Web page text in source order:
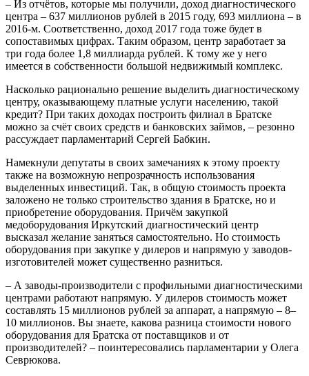
– Из отчётов, которые мы получили, доход диагностического
центра – 637 миллионов рублей в 2015 году, 693 миллиона – в
2016-м. Соответственно, доход 2017 года тоже будет в
сопоставимых цифрах. Таким образом, центр заработает за
три года более 1,8 миллиарда рублей. К тому же у него
имеется в собственности большой недвижимый комплекс.
Насколько рационально решение выделить диагностическому
центру, оказывающему платные услуги населению, такой
кредит? При таких доходах построить филиал в Братске
можно за счёт своих средств и банковских займов, – резонно
рассуждает парламентарий Сергей Бабкин.
Намекнули депутаты в своих замечаниях к этому проекту
также на возможную непрозрачность использования
выделенных инвестиций. Так, в общую стоимость проекта
заложено не только строительство здания в Братске, но и
приобретение оборудования. Причём закупкой
медоборудования Иркутский диагностический центр
высказал желание заняться самостоятельно. Но стоимость
оборудования при закупке у дилеров и напрямую у заводов-
изготовителей может существенно разниться.
– А заводы-производители с профильными диагностическими
центрами работают напрямую. У дилеров стоимость может
составлять 15 миллионов рублей за аппарат, а напрямую – 8–
10 миллионов. Вы знаете, какова разница стоимости нового
оборудования для Братска от поставщиков и от
производителей? – поинтересовались парламентарии у Олега
Севрюкова.